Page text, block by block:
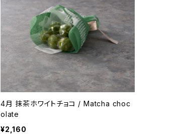
4月 抹茶ホワイトチョコ / Matcha choc
olate
¥2,160